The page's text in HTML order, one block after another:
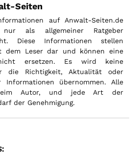
Seiten
auf Anwalt-Seiten.de
als allgemeiner Ratgeber
Diese Informationen stellen
dem Leser dar und können eine
nicht ersetzen. Es wird keine
die Richtigkeit, Aktualität oder
Informationen übernommen. Alle
Autor, und jede Art der
der Genehmigung.